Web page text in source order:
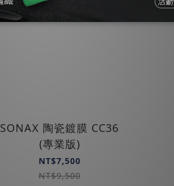
SONAX 陶瓷鍍膜 CC36
(專業版)
NT$7,500
NT$9,500